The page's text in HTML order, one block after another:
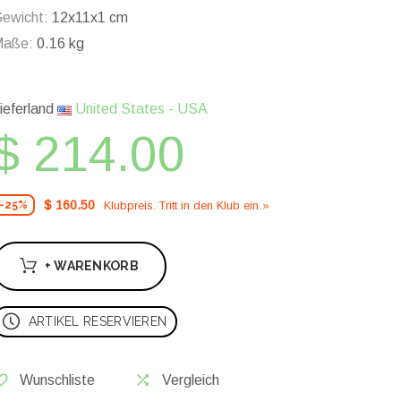
12x11x1 cm
0.16 kg
United States - USA
214.00
-25% $ 160.50 Klubpreis. Tritt in den Klub ein »
+ WARENKORB
ARTIKEL RESERVIEREN
Wunschliste Vergleich